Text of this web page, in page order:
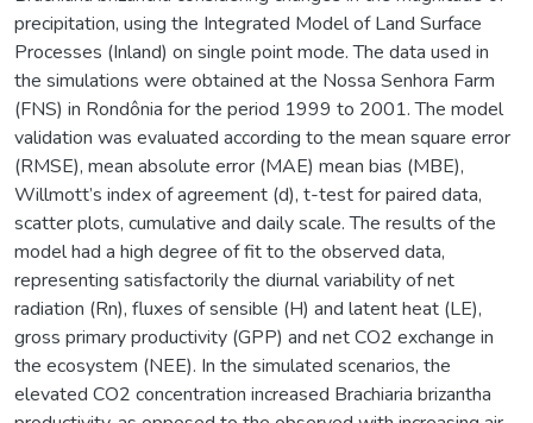
precipitation, using the Integrated Model of Land Surface
Processes (Inland) on single point mode. The data used in
the simulations were obtained at the Nossa Senhora Farm
(FNS) in Rondônia for the period 1999 to 2001. The model
validation was evaluated according to the mean square error
(RMSE), mean absolute error (MAE) mean bias (MBE),
Willmott’s index of agreement (d), t-test for paired data,
scatter plots, cumulative and daily scale. The results of the
model had a high degree of fit to the observed data,
representing satisfactorily the diurnal variability of net
radiation (Rn), fluxes of sensible (H) and latent heat (LE),
gross primary productivity (GPP) and net CO2 exchange in
the ecosystem (NEE). In the simulated scenarios, the
elevated CO2 concentration increased Brachiaria brizantha